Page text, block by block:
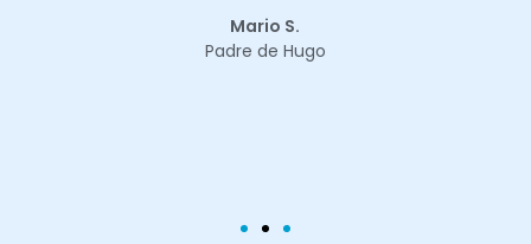
Mario S.
Padre de Hugo